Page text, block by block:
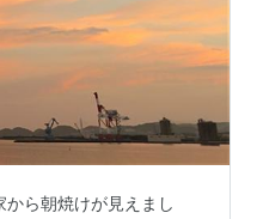
ら朝焼けが見えまし